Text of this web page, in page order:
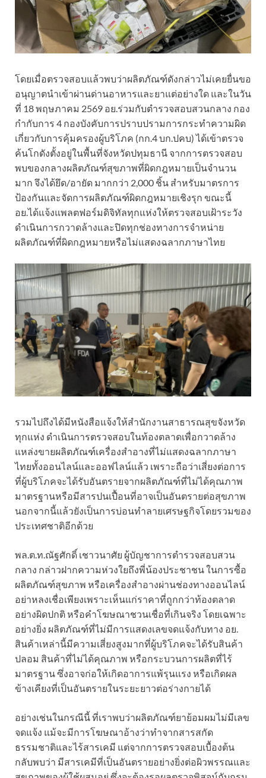
โดยเมื่อตรวจสอบแล้วพบว่าผลิตภัณฑ์ดังกล่าวไม่เคยยื่นขอ
อนุญาตนำเข้าผ่านด่านอาหารและยาแต่อย่างใด และในวัน
ที่ 18 พฤษภาคม 2569 อย.ร่วมกับตำรวจสอบสวนกลาง กอง
กำกับการ 4 กองบังคับการปราบปรามการกระทำความผิด
เกี่ยวกับการคุ้มครองผู้บริโภค (กก.4 บก.ปคบ) ได้เข้าตรวจ
ค้นโกดังตั้งอยู่ในพื้นที่จังหวัดปทุมธานี จากการตรวจสอบ
พบของกลางผลิตภัณฑ์สุขภาพที่ผิดกฎหมายเป็นจำนวน
มาก จึงได้ยึด/อายัด มากกว่า 2,000 ชิ้น สำหรับมาตรการ
ป้องกันและจัดการผลิตภัณฑ์ผิดกฎหมายเชิงรุก ขณะนี้
อย.ได้แจ้งแพลตฟอร์มดิจิทัลทุกแห่งให้ตรวจสอบเฝ้าระวัง
ดำเนินการกวาดล้างและปิดทุกช่องทางการจำหน่าย
ผลิตภัณฑ์ที่ผิดกฎหมายหรือไม่แสดงฉลากภาษาไทย
รวมไปถึงได้มีหนังสือแจ้งให้สำนักงานสาธารณสุขจังหวัด
ทุกแห่ง ดำเนินการตรวจสอบในท้องตลาดเพื่อกวาดล้าง
แหล่งขายผลิตภัณฑ์เครื่องสำอางที่ไม่แสดงฉลากภาษา
ไทยทั้งออนไลน์และออฟไลน์แล้ว เพราะถือว่าเสี่ยงต่อการ
ที่ผู้บริโภคจะได้รับอันตรายจากผลิตภัณฑ์ที่ไม่ได้คุณภาพ
มาตรฐานหรือมีสารปนเปื้อนที่อาจเป็นอันตรายต่อสุขภาพ
นอกจากนี้แล้วยังเป็นการบ่อนทำลายเศรษฐกิจโดยรวมของ
ประเทศชาติอีกด้วย
พล.ต.ท.ณัฐศักดิ์ เชาวนาศัย ผู้บัญชาการตำรวจสอบสวน
กลาง กล่าวฝากความห่วงใยถึงพี่น้องประชาชน ในการซื้อ
ผลิตภัณฑ์สุขภาพ หรือเครื่องสำอางผ่านช่องทางออนไลน์
อย่าหลงเชื่อเพียงเพราะเห็นแก่ราคาที่ถูกกว่าท้องตลาด
อย่างผิดปกติ หรือคำโฆษณาชวนเชื่อที่เกินจริง โดยเฉพาะ
อย่างยิ่ง ผลิตภัณฑ์ที่ไม่มีการแสดงเลขจดแจ้งกับทาง อย.
สินค้าเหล่านี้มีความเสี่ยงสูงมากที่ผู้บริโภคจะได้รับสินค้า
ปลอม สินค้าที่ไม่ได้คุณภาพ หรือกระบวนการผลิตที่ไร้
มาตรฐาน ซึ่งอาจก่อให้เกิดอาการแพ้รุนแรง หรือเกิดผล
ข้างเคียงที่เป็นอันตรายในระยะยาวต่อร่างกายได้
อย่างเช่นในกรณีนี้ ที่เราพบว่าผลิตภัณฑ์ยาย้อมผมไม่มีเลข
จดแจ้ง แม้จะมีการโฆษณาอ้างว่าทำจากสารสกัด
ธรรมชาติและไร้สารเคมี แต่จากการตรวจสอบเบื้องต้น
กลับพบว่า มีสารเคมีที่เป็นอันตรายอย่างยิ่งต่อผิวพรรณและ